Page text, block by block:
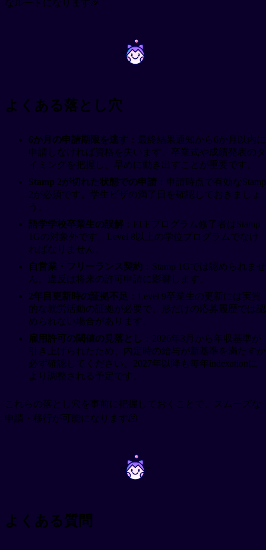
なルートになります🎉
~ ~
よくある落とし穴
6か月の申請期限を逃す ：最終結果通知から6か月以内に
申請しなければ資格を失います。卒業式や成績発表のタ
イミングを把握し、早めに動き出すことが重要です。
Stamp 2が切れた状態での申請 ：申請時点で有効なStamp
2が必須です。学生ビザの満了日を確認しておきましょ
う。
語学学校卒業生の誤解 ：ELEプログラム修了者はStamp
1Gの対象外です。Level 8以上の学位プログラムでなけ
ればなりません。
自営業・フリーランス契約 ：Stamp 1Gでは認められませ
ん。違反は将来の許可申請に影響します。
2年目更新時の証拠不足 ：Level 9卒業生の更新には実質
的な就労活動の証拠が必要で、形だけの応募履歴では認
められない場合があります。
雇用許可の閾値の見落とし ：2026年3月から年収基準が
引き上げられたため、内定時の給与が新基準を満たすか
必ず確認してください。2027年以降も毎年indexationに
より調整される予定です。
これらの落とし穴を事前に把握しておくことで、スムーズな
申請・移行が可能になります🫠
~ ~
よくある質問